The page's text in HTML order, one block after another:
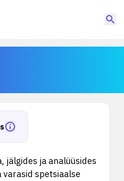
jälgides ja analüüsides
varasid spetsiaalse